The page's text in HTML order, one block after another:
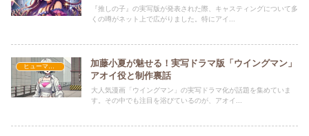
『推しの子』の実写版が発表された際、キャスティングについて多
くの噂がネット上で広がりました。特にアイ...
ヒューマン・学園
加藤小夏が魅せる！実写ドラマ版「ウイングマン」
アオイ役と制作裏話
大人気漫画「ウイングマン」の実写ドラマ化が話題を集めていま
す。その中でも注目を浴びているのが、アオイ...